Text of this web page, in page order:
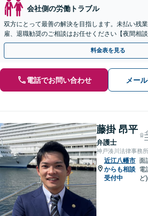
会社側の労働トラブル
双方にとって最善の解決を目指します。未払い残
雇、退職勧奨のご相談はお任せください【夜間相談
料金表を見る
電話でお問い合わせ メー
藤掛 昂平
弁護士
神戸湊川法律事務所
近江八幡市
からも相談
受付中
面
電
ど